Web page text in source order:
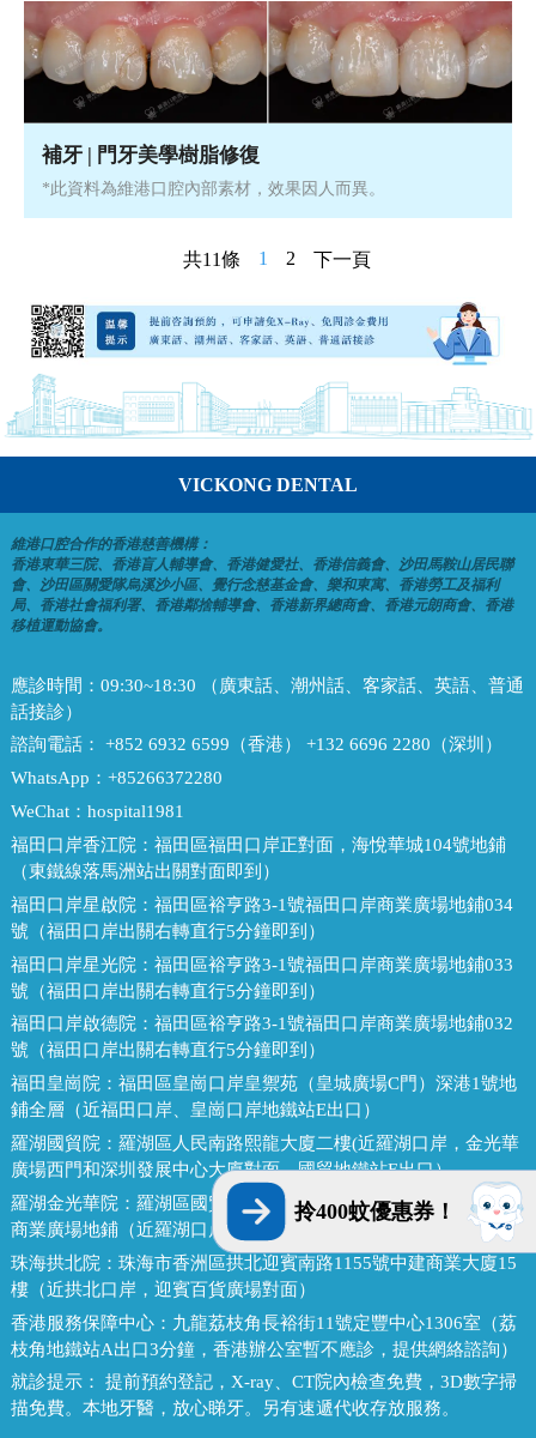
補牙 | 門牙美學樹脂修復
*此資料為維港口腔內部素材，效果因人而異。
共11條 1 2 下一頁
VICKONG DENTAL
維港口腔合作的香港慈善機構：
香港東華三院、香港盲人輔導會、香港健愛社、香港信義會、沙田馬鞍山居民聯
會、沙田區關愛隊烏溪沙小區、覺行念慈基金會、樂和東寓、香港勞工及福利
局、香港社會福利署、香港鄰捨輔導會、香港新界總商會、香港元朗商會、香港
移植運動協會。
應診時間： 09:30~18:30 （廣東話、潮州話、客家話、英語、普通
話接診）
諮詢電話： +852 6932 6599（香港） +132 6696 2280（深圳）
WhatsApp： +85266372280
WeChat： hospital1981
福田口岸香江院： 福田區福田口岸正對面，海悅華城104號地鋪
（東鐵線落馬洲站出關對面即到）
福田口岸星啟院： 福田區裕亨路3-1號福田口岸商業廣場地鋪034
號（福田口岸出關右轉直行5分鐘即到）
福田口岸星光院： 福田區裕亨路3-1號福田口岸商業廣場地鋪033
號（福田口岸出關右轉直行5分鐘即到）
福田口岸啟德院： 福田區裕亨路3-1號福田口岸商業廣場地鋪032
號（福田口岸出關右轉直行5分鐘即到）
福田皇崗院： 福田區皇崗口岸皇禦苑（皇城廣場C門）深港1號地
鋪全層（近福田口岸、皇崗口岸地鐵站E出口）
羅湖國貿院： 羅湖區人民南路熙龍大廈二樓(近羅湖口岸，金光華
廣場西門和深圳發展中心大廈對面，國貿地鐵站E出口）
羅湖金光華院： 羅湖區國貿金光華廣場東二門對面，南湖路凱利
商業廣場地鋪（近羅湖口岸、國貿地鐵站B出口）
珠海拱北院： 珠海市香洲區拱北迎賓南路1155號中建商業大廈15
樓（近拱北口岸，迎賓百貨廣場對面）
香港服務保障中心： 九龍荔枝角長裕街11號定豐中心1306室（荔
枝角地鐵站A出口3分鐘，香港辦公室暫不應診，提供網絡諮詢）
就診提示： 提前預約登記，X-ray、CT院內檢查免費，3D數字掃
描免費。本地牙醫，放心睇牙。另有速遞代收存放服務。
拎400蚊優惠券！